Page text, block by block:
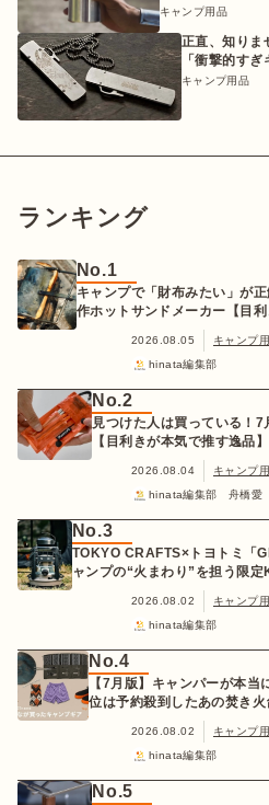
キャンプ用品
正直、知りま
「衝撃的すぎ
キャンプ用品
ランキング
No.1
キャンプで「財布みたい」が
作ホットサンドメーカー【目利
2026.08.05
キャンプ
hinata編集部
No.2
見つけた人は買っている！
【目利きが本気で推す逸品】
2026.08.04
キャンプ
hinata編集部 舟橋愛
No.3
TOKYO CRAFTS×トヨトミ「
ャンプの“火まわり”を担う限
2026.08.02
キャンプ
hinata編集部
No.4
【7月版】キャンパーが本
位は予約殺到したあの焚き火
2026.08.02
キャンプ
hinata編集部
No.5